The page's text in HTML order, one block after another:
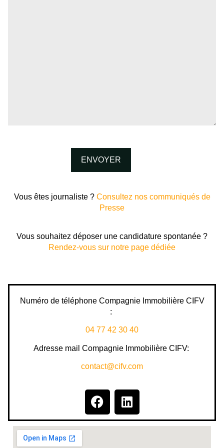
Vous êtes journaliste ? Consultez nos communiqués de
Presse
Vous souhaitez déposer une candidature spontanée ?
Rendez-vous sur notre page dédiée
Numéro de téléphone Compagnie Immobilière CIFV
:
04 77 42 30 40
Adresse mail Compagnie Immobilière CIFV:
contact@cifv.com